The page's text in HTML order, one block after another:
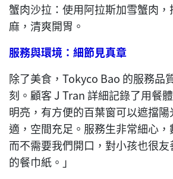
蟹肉沙拉：使用阿拉斯加雪蟹肉
麻，清爽開胃。
服務與環境：細節見真章
除了美食，Tokyco Bao 的服務品
刻。顧客 J Tran 詳細記錄了用餐
明亮，有方便的百葉窗可以遮擋
適，空間充足。服務生非常細心
而不需要我們開口，對小孩也很
的餐巾紙。」